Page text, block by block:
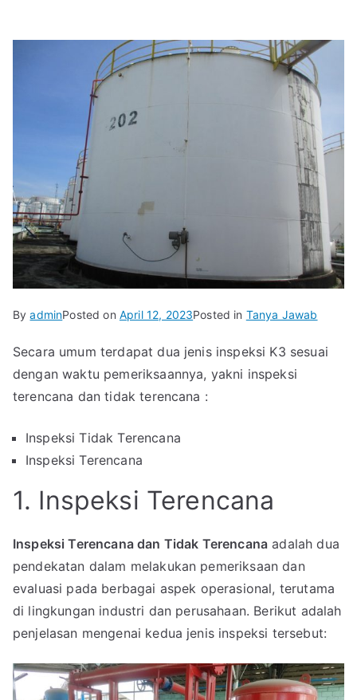
ByadminPosted on April 12, 2023Posted in Tanya Jawab
Secara umum terdapat dua jenis inspeksi K3 sesuai
dengan waktu pemeriksaannya, yakni inspeksi
terencana dan tidak terencana :
Inspeksi Tidak Terencana
Inspeksi Terencana
1. Inspeksi Terencana
Inspeksi Terencana dan Tidak Terencana adalah dua
pendekatan dalam melakukan pemeriksaan dan
evaluasi pada berbagai aspek operasional, terutama
di lingkungan industri dan perusahaan. Berikut adalah
penjelasan mengenai kedua jenis inspeksi tersebut: